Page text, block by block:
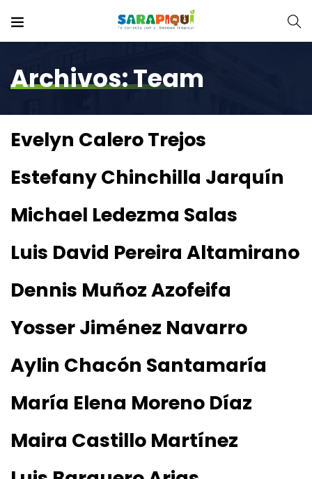
Archivos:Team
Evelyn Calero Trejos
Estefany Chinchilla Jarquín
Michael Ledezma Salas
Luis David Pereira Altamirano
Dennis Muñoz Azofeifa
Yosser Jiménez Navarro
Aylin Chacón Santamaría
María Elena Moreno Díaz
Maira Castillo Martínez